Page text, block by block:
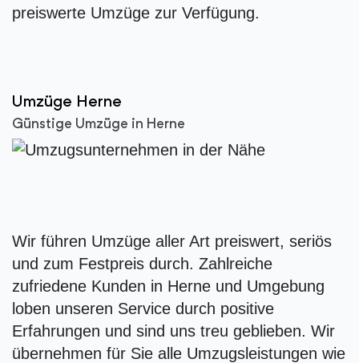
preiswerte Umzüge zur Verfügung.
Umzüge Herne
Günstige Umzüge in Herne
Wir führen Umzüge aller Art preiswert, seriös
und zum Festpreis durch. Zahlreiche
zufriedene Kunden in Herne und Umgebung
loben unseren Service durch positive
Erfahrungen und sind uns treu geblieben. Wir
übernehmen für Sie alle Umzugsleistungen wie